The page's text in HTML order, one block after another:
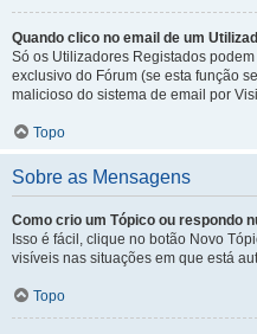
Quando clico no email de um
Só os Utilizadores Registados
exclusivo do Fórum (se esta função
malicioso do sistema de email por
Topo
Sobre as Mensagens
Como crio um Tópico ou respondo
Isso é fácil, clique no botão Novo
visíveis nas situações em que está
Topo